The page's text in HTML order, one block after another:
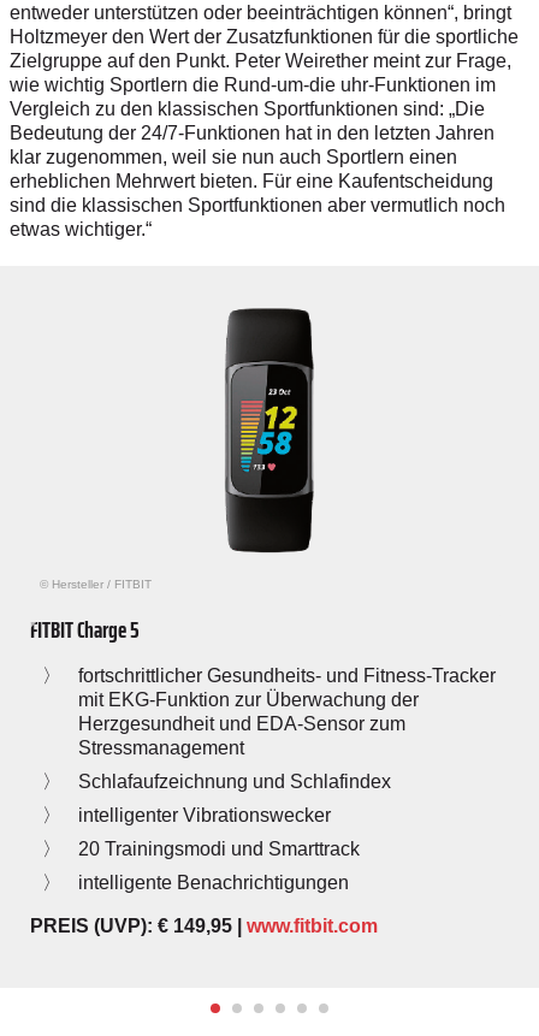
entweder unterstützen oder beeinträchtigen können“, bringt
Holtzmeyer den Wert der Zusatzfunktionen für die sportliche
Zielgruppe auf den Punkt. Peter Weirether meint zur Frage,
wie wichtig Sportlern die Rund-um-die uhr-Funktionen im
Vergleich zu den klassischen Sportfunktionen sind: „Die
Bedeutung der 24/7-Funktionen hat in den letzten Jahren
klar zugenommen, weil sie nun auch Sportlern einen
erheblichen Mehrwert bieten. Für eine Kaufentscheidung
sind die klassischen Sportfunktionen aber vermutlich noch
etwas wichtiger.“
© Hersteller / FITBIT
FITBIT Charge 5
fortschrittlicher Gesundheits- und Fitness-Tracker
mit EKG-Funktion zur Überwachung der
Herzgesundheit und EDA-Sensor zum
Stressmanagement
Schlafaufzeichnung und Schlafindex
intelligenter Vibrationswecker
20 Trainingsmodi und Smarttrack
intelligente Benachrichtigungen
PREIS (UVP): € 149,95 | www.fitbit.com